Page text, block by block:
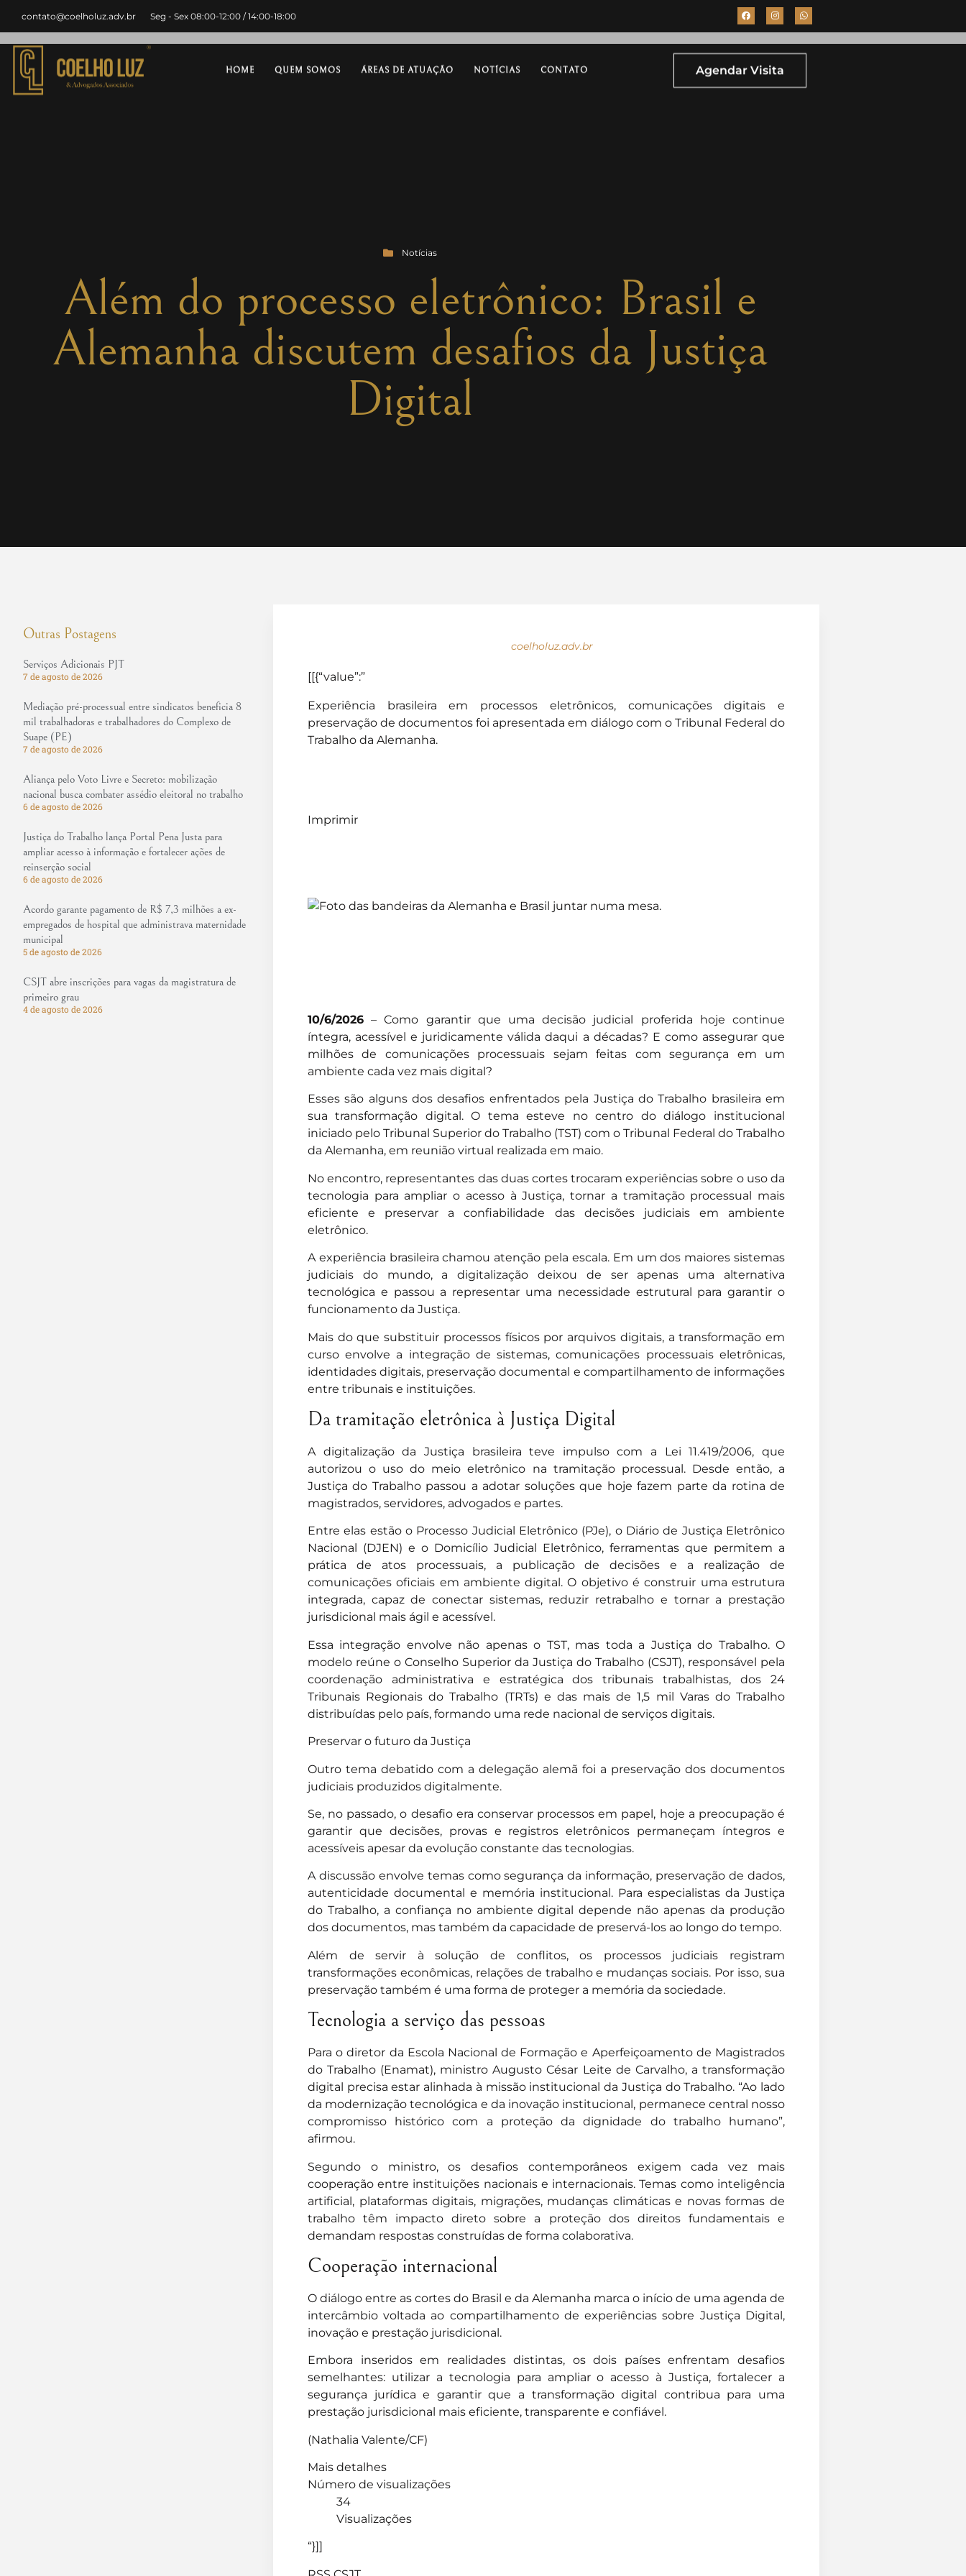
contato@coelholuz.adv.br Seg - Sex 08:00-12:00 / 14:00-18:00
HOME QUEM SOMOS ÁREAS DE ATUAÇÃO NOTÍCIAS CONTATO Agendar Visita
Notícias
Além do processo eletrônico: Brasil e
Alemanha discutem desafios da Justiça
Digital
Outras Postagens
Serviços Adicionais PJT
7 de agosto de 2026
Mediação pré-processual entre sindicatos beneficia 8
mil trabalhadoras e trabalhadores do Complexo de
Suape (PE)
7 de agosto de 2026
Aliança pelo Voto Livre e Secreto: mobilização
nacional busca combater assédio eleitoral no trabalho
6 de agosto de 2026
Justiça do Trabalho lança Portal Pena Justa para
ampliar acesso à informação e fortalecer ações de
reinserção social
6 de agosto de 2026
Acordo garante pagamento de R$ 7,3 milhões a ex-
empregados de hospital que administrava maternidade
municipal
5 de agosto de 2026
CSJT abre inscrições para vagas da magistratura de
primeiro grau
4 de agosto de 2026
coelholuz.adv.br
[[{“value”:”
Experiência brasileira em processos eletrônicos, comunicações digitais e
preservação de documentos foi apresentada em diálogo com o Tribunal Federal do
Trabalho da Alemanha.
Imprimir
10/6/2026– Como garantir que uma decisão judicial proferida hoje continue
íntegra, acessível e juridicamente válida daqui a décadas? E como assegurar que
milhões de comunicações processuais sejam feitas com segurança em um
ambiente cada vez mais digital?
Esses são alguns dos desafios enfrentados pela Justiça do Trabalho brasileira em
sua transformação digital. O tema esteve no centro do diálogo institucional
iniciado pelo Tribunal Superior do Trabalho (TST) com o Tribunal Federal do Trabalho
da Alemanha, em reunião virtual realizada em maio.
No encontro, representantes das duas cortes trocaram experiências sobre o uso da
tecnologia para ampliar o acesso à Justiça, tornar a tramitação processual mais
eficiente e preservar a confiabilidade das decisões judiciais em ambiente
eletrônico.
A experiência brasileira chamou atenção pela escala. Em um dos maiores sistemas
judiciais do mundo, a digitalização deixou de ser apenas uma alternativa
tecnológica e passou a representar uma necessidade estrutural para garantir o
funcionamento da Justiça.
Mais do que substituir processos físicos por arquivos digitais, a transformação em
curso envolve a integração de sistemas, comunicações processuais eletrônicas,
identidades digitais, preservação documental e compartilhamento de informações
entre tribunais e instituições.
Da tramitação eletrônica à Justiça Digital
A digitalização da Justiça brasileira teve impulso com a Lei 11.419/2006, que
autorizou o uso do meio eletrônico na tramitação processual. Desde então, a
Justiça do Trabalho passou a adotar soluções que hoje fazem parte da rotina de
magistrados, servidores, advogados e partes.
Entre elas estão o Processo Judicial Eletrônico (PJe), o Diário de Justiça Eletrônico
Nacional (DJEN) e o Domicílio Judicial Eletrônico, ferramentas que permitem a
prática de atos processuais, a publicação de decisões e a realização de
comunicações oficiais em ambiente digital. O objetivo é construir uma estrutura
integrada, capaz de conectar sistemas, reduzir retrabalho e tornar a prestação
jurisdicional mais ágil e acessível.
Essa integração envolve não apenas o TST, mas toda a Justiça do Trabalho. O
modelo reúne o Conselho Superior da Justiça do Trabalho (CSJT), responsável pela
coordenação administrativa e estratégica dos tribunais trabalhistas, dos 24
Tribunais Regionais do Trabalho (TRTs) e das mais de 1,5 mil Varas do Trabalho
distribuídas pelo país, formando uma rede nacional de serviços digitais.
Preservar o futuro da Justiça
Outro tema debatido com a delegação alemã foi a preservação dos documentos
judiciais produzidos digitalmente.
Se, no passado, o desafio era conservar processos em papel, hoje a preocupação é
garantir que decisões, provas e registros eletrônicos permaneçam íntegros e
acessíveis apesar da evolução constante das tecnologias.
A discussão envolve temas como segurança da informação, preservação de dados,
autenticidade documental e memória institucional. Para especialistas da Justiça
do Trabalho, a confiança no ambiente digital depende não apenas da produção
dos documentos, mas também da capacidade de preservá-los ao longo do tempo.
Além de servir à solução de conflitos, os processos judiciais registram
transformações econômicas, relações de trabalho e mudanças sociais. Por isso, sua
preservação também é uma forma de proteger a memória da sociedade.
Tecnologia a serviço das pessoas
Para o diretor da Escola Nacional de Formação e Aperfeiçoamento de Magistrados
do Trabalho (Enamat), ministro Augusto César Leite de Carvalho, a transformação
digital precisa estar alinhada à missão institucional da Justiça do Trabalho. “Ao lado
da modernização tecnológica e da inovação institucional, permanece central nosso
compromisso histórico com a proteção da dignidade do trabalho humano”,
afirmou.
Segundo o ministro, os desafios contemporâneos exigem cada vez mais
cooperação entre instituições nacionais e internacionais. Temas como inteligência
artificial, plataformas digitais, migrações, mudanças climáticas e novas formas de
trabalho têm impacto direto sobre a proteção dos direitos fundamentais e
demandam respostas construídas de forma colaborativa.
Cooperação internacional
O diálogo entre as cortes do Brasil e da Alemanha marca o início de uma agenda de
intercâmbio voltada ao compartilhamento de experiências sobre Justiça Digital,
inovação e prestação jurisdicional.
Embora inseridos em realidades distintas, os dois países enfrentam desafios
semelhantes: utilizar a tecnologia para ampliar o acesso à Justiça, fortalecer a
segurança jurídica e garantir que a transformação digital contribua para uma
prestação jurisdicional mais eficiente, transparente e confiável.
(Nathalia Valente/CF)
Mais detalhes
Número de visualizações
34
Visualizações
“}]]